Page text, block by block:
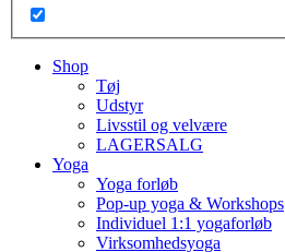
Shop
Tøj
Udstyr
Livsstil og velvære
LAGERSALG
Yoga
Yoga forløb
Pop-up yoga & Workshops
Individuel 1:1 yogaforløb
Virksomhedsyoga